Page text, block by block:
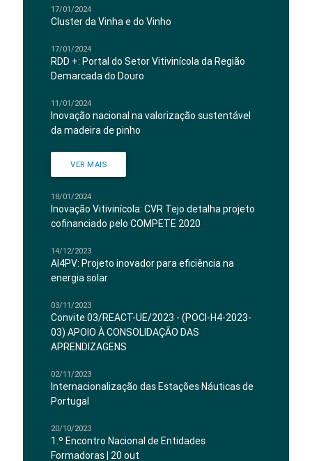
17/01/2024
Cluster da Vinha e do Vinho
17/01/2024
RDD +: Portal do Setor Vitivinícola da Região
Demarcada do Douro
11/01/2024
Inovação nacional na valorização sustentável
da madeira de pinho
VER MAIS
18/01/2024
Inovação Vitivinícola: CVR Tejo detalha projeto
cofinanciado pelo COMPETE 2020
14/12/2023
AI4PV: Projeto inovador para eficiência na
energia solar
03/11/2023
Convite 03/REACT-UE/2023 - (POCI-H4-2023-
03) APOIO À CONSOLIDAÇÃO DAS
APRENDIZAGENS
02/11/2023
Internacionalização das Estações Náuticas de
Portugal
20/10/2023
1.º Encontro Nacional de Entidades
Formadoras | 20 out